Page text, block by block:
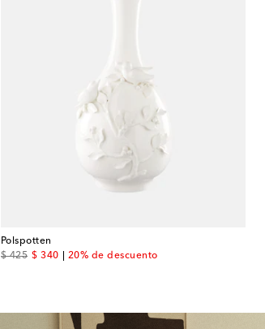
Polspotten
$ 425
original price
$ 340
discount price20% de descuento